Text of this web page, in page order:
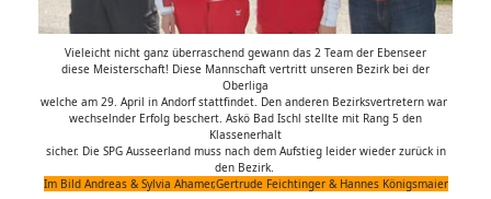
Vieleicht nicht ganz überraschend gewann das 2 Team der Ebenseer
diese Meisterschaft! Diese Mannschaft vertritt unseren Bezirk bei der
Oberliga
welche am 29. April in Andorf stattfindet. Den anderen Bezirksvertretern war
wechselnder Erfolg beschert. Askö Bad Ischl stellte mit Rang 5 den
Klassenerhalt
sicher. Die SPG Ausseerland muss nach dem Aufstieg leider wieder zurück in
den Bezirk.
Im Bild Andreas & Sylvia Ahamer,Gertrude Feichtinger & Hannes Königsmaier